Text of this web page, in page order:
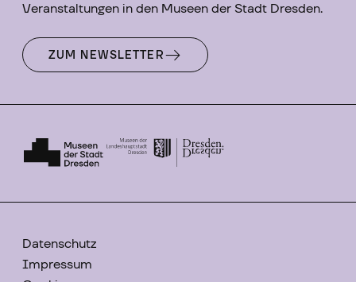
Veranstaltungen in den Museen der Stadt Dresden.
ZUM NEWSLETTER
Datenschutz
Impressum